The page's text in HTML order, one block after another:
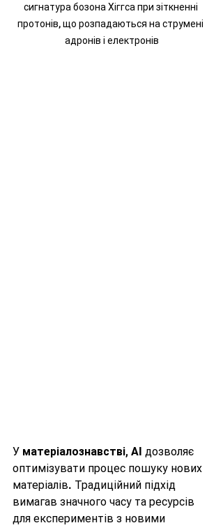
сигнатура бозона Хіггса при зіткненні
протонів, що розпадаються на струмені
адронів і електронів
У матеріалознавстві, AI дозволяє
оптимізувати процес пошуку нових
матеріалів. Традиційний підхід
вимагав значного часу та ресурсів
для експериментів з новими